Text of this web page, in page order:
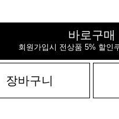
바로구매
회원가입시 전상품 5% 할인
장바구니